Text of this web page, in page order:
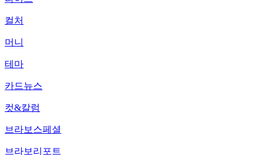
컬처
머니
테마
카드뉴스
컷&칼럼
브라보스페셜
브라보리포트